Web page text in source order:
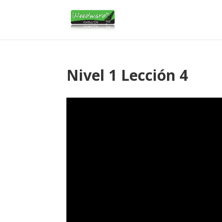
Nivel 1 Lección 4